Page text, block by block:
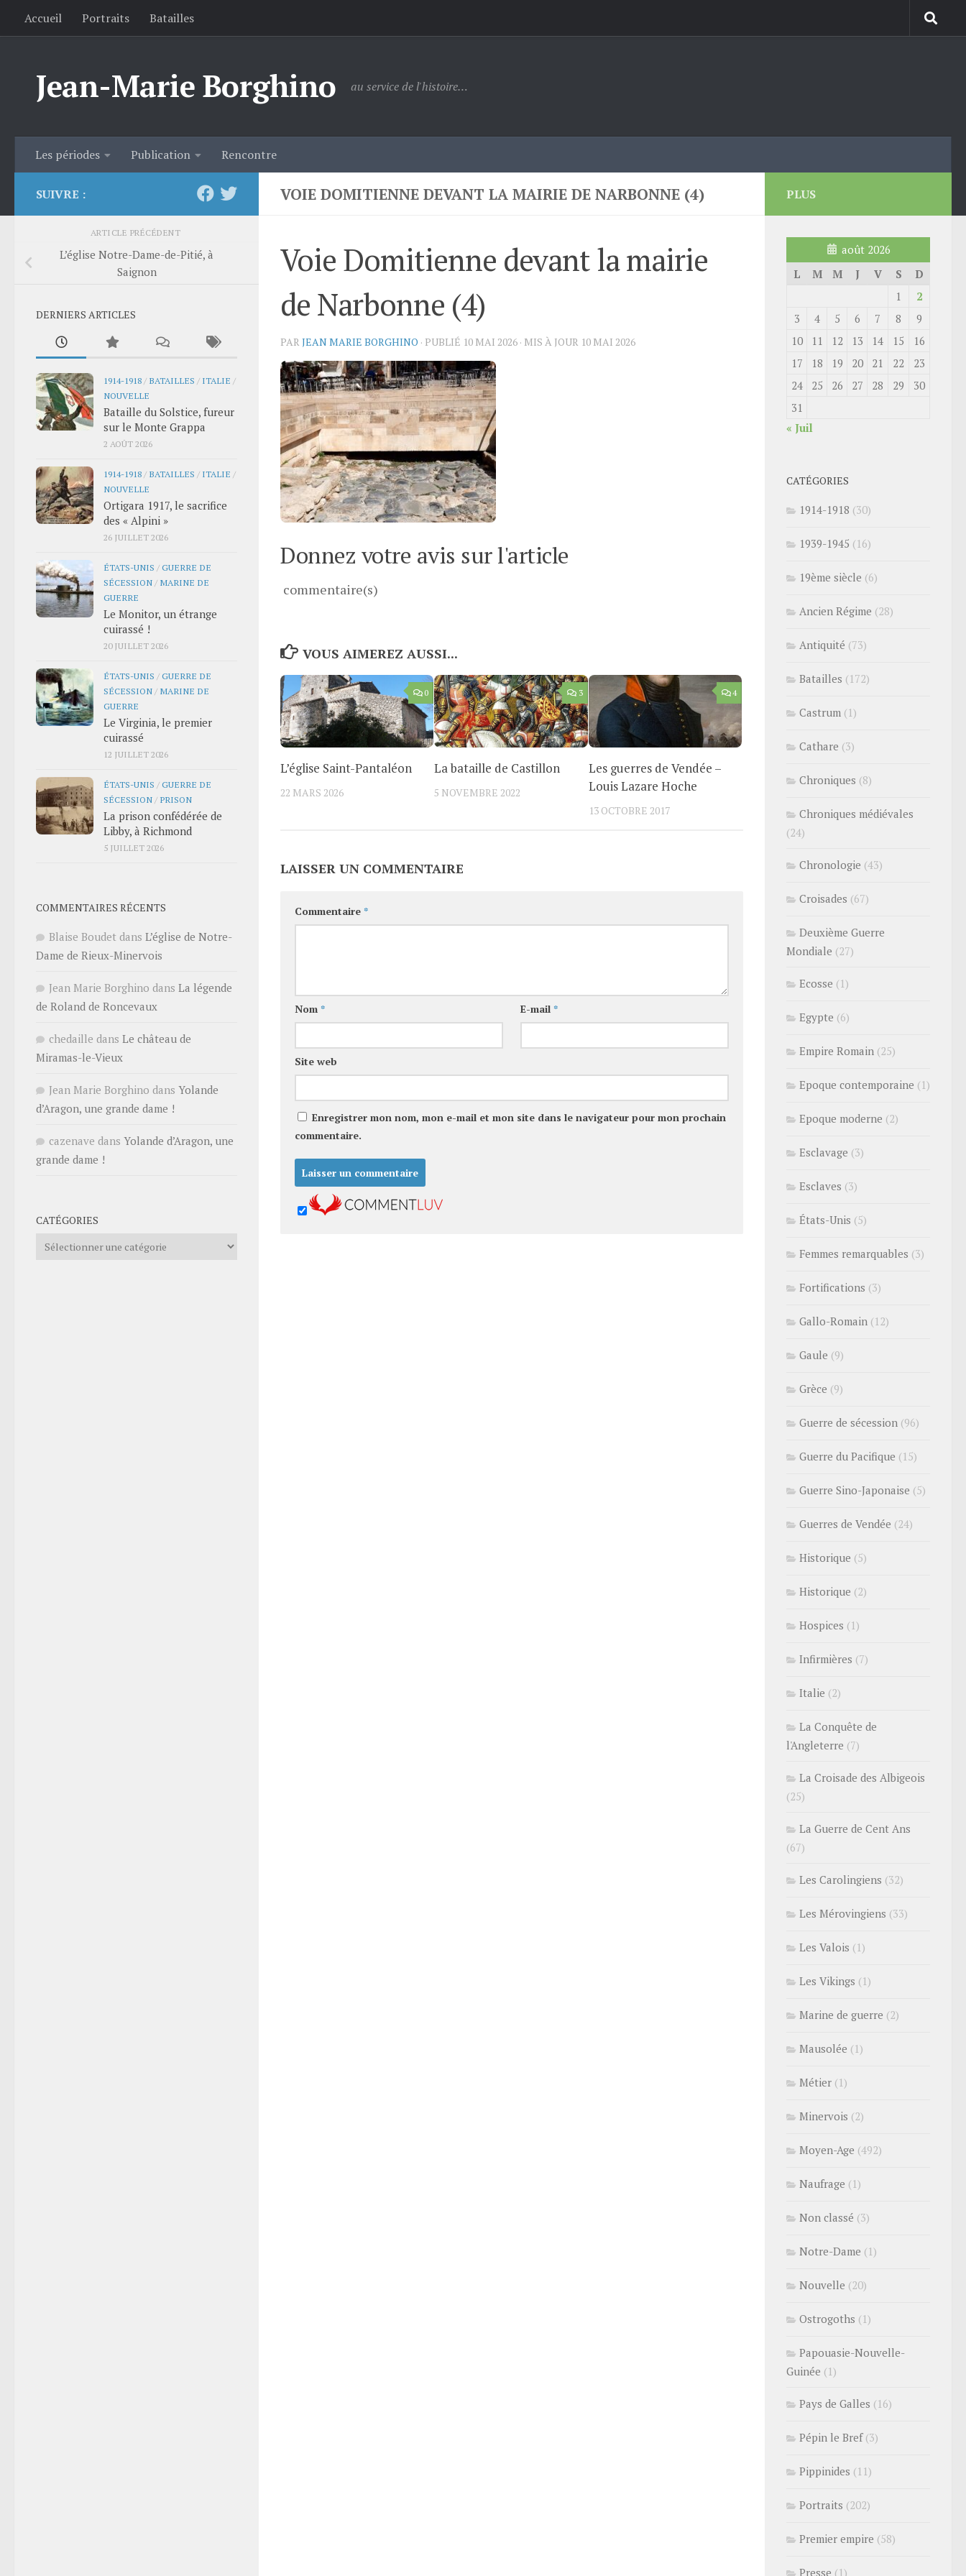
Skip to content
Accueil Portraits Batailles
Jean-Marie Borghino au service de l'histoire…
Les périodes Publication Rencontre
VOIE DOMITIENNE DEVANT LA MAIRIE DE NARBONNE (4)
Voie Domitienne devant la mairie
de Narbonne (4)
PAR JEAN MARIE BORGHINO · PUBLIÉ 10 MAI 2026 · MIS À JOUR 10 MAI 2026
Donnez votre avis sur l'article
commentaire(s)
VOUS AIMEREZ AUSSI...
0
L’église Saint-Pantaléon
22 MARS 2026
3
La bataille de Castillon
5 NOVEMBRE 2022
4
Les guerres de Vendée –
Louis Lazare Hoche
13 OCTOBRE 2017
LAISSER UN COMMENTAIRE
Commentaire *
Nom * E-mail *
Site web
Enregistrer mon nom, mon e-mail et mon site dans le navigateur pour mon prochain
commentaire.
SUIVRE :
ARTICLE PRÉCÉDENT
L’église Notre-Dame-de-Pitié, à
Saignon
DERNIERS ARTICLES
1914-1918 / BATAILLES / ITALIE /
NOUVELLE
Bataille du Solstice, fureur
sur le Monte Grappa
2 AOÛT 2026
1914-1918 / BATAILLES / ITALIE /
NOUVELLE
Ortigara 1917, le sacrifice
des « Alpini »
26 JUILLET 2026
ÉTATS-UNIS /GUERRE DE
SÉCESSION / MARINE DE
GUERRE
Le Monitor, un étrange
cuirassé !
20 JUILLET 2026
ÉTATS-UNIS /GUERRE DE
SÉCESSION / MARINE DE
GUERRE
Le Virginia, le premier
cuirassé
12 JUILLET 2026
ÉTATS-UNIS /GUERRE DE
SÉCESSION / PRISON
La prison confédérée de
Libby, à Richmond
5 JUILLET 2026
COMMENTAIRES RÉCENTS
Blaise Boudet dans L’église de Notre-
Dame de Rieux-Minervois
Jean Marie Borghino dans La légende
de Roland de Roncevaux
chedaille dans Le château de
Miramas-le-Vieux
Jean Marie Borghino dans Yolande
d’Aragon, une grande dame !
cazenave dans Yolande d’Aragon, une
grande dame !
CATÉGORIES
Catégories
PLUS
août 2026
L
M M J V S
D
1
2
3
4 5 6 7 8
9
10
11 12 13 14 15
16
17
18 19 20 21 22
23
24
25 26 27 28 29
30
31
« Juil
CATÉGORIES
1914-1918 (30)
1939-1945 (16)
19ème siècle (6)
Ancien Régime (28)
Antiquité (73)
Batailles (172)
Castrum (1)
Cathare (3)
Chroniques (8)
Chroniques médiévales
(24)
Chronologie (43)
Croisades (67)
Deuxième Guerre
Mondiale (27)
Ecosse (1)
Egypte (6)
Empire Romain (25)
Epoque contemporaine (1)
Epoque moderne (2)
Esclavage (3)
Esclaves (3)
États-Unis (5)
Femmes remarquables (3)
Fortifications (3)
Gallo-Romain (12)
Gaule (9)
Grèce (9)
Guerre de sécession (96)
Guerre du Pacifique (15)
Guerre Sino-Japonaise (5)
Guerres de Vendée (24)
Historique (5)
Historique (2)
Hospices (1)
Infirmières (7)
Italie (2)
La Conquête de
l'Angleterre (7)
La Croisade des Albigeois
(25)
La Guerre de Cent Ans
(67)
Les Carolingiens (32)
Les Mérovingiens (33)
Les Valois (1)
Les Vikings (1)
Marine de guerre (2)
Mausolée (1)
Métier (1)
Minervois (2)
Moyen-Age (492)
Naufrage (1)
Non classé (3)
Notre-Dame (1)
Nouvelle (20)
Ostrogoths (1)
Papouasie-Nouvelle-
Guinée (1)
Pays de Galles (16)
Pépin le Bref(3)
Pippinides (11)
Portraits (202)
Premier empire (58)
Presse (1)